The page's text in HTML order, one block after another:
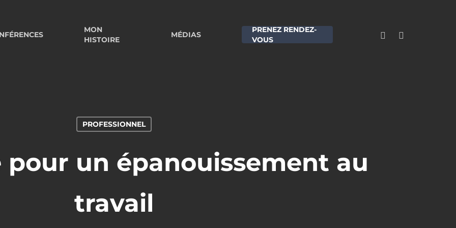
MON
HISTOIRE
MÉDIAS
PRENEZ RENDEZ-
VOUS
FACEBOOK
LINKEDIN
PROFESSIONNEL
un épanouissement au
travail